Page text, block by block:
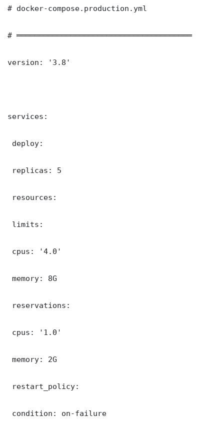
# docker-compose.production.yml
# ═══════════════════════════════════════
version: '3.8'
services:
deploy:
replicas: 5
resources:
limits:
cpus: '4.0'
memory: 8G
reservations:
cpus: '1.0'
memory: 2G
restart_policy:
condition: on-failure